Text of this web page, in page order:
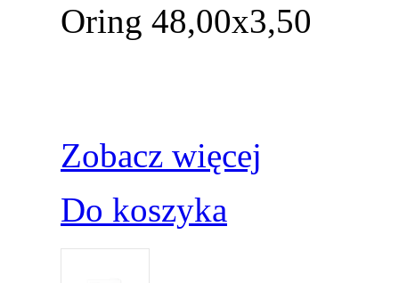
Oring 48,00x3,50
Zobacz więcej
Do koszyka